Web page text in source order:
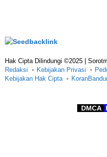
Hak Cipta Dilindungi ©2025 |
Redaksi
Kebijakan Privasi
Kebijakan Hak Cipta
DMCA